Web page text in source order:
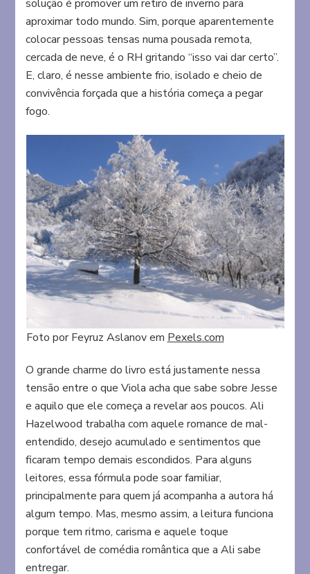
solução é promover um retiro de inverno para
aproximar todo mundo. Sim, porque aparentemente
colocar pessoas tensas numa pousada remota,
cercada de neve, é o RH gritando “isso vai dar certo”.
E, claro, é nesse ambiente frio, isolado e cheio de
convivência forçada que a história começa a pegar
fogo.
Foto por Feyruz Aslanov em Pexels.com
O grande charme do livro está justamente nessa
tensão entre o que Viola acha que sabe sobre Jesse
e aquilo que ele começa a revelar aos poucos. Ali
Hazelwood trabalha com aquele romance de mal-
entendido, desejo acumulado e sentimentos que
ficaram tempo demais escondidos. Para alguns
leitores, essa fórmula pode soar familiar,
principalmente para quem já acompanha a autora há
algum tempo. Mas, mesmo assim, a leitura funciona
porque tem ritmo, carisma e aquele toque
confortável de comédia romântica que a Ali sabe
entregar.